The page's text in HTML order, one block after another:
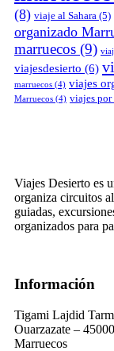
(8) viaje al Sahara (5)
organizado
marruecos (9)
viajesdesierto (6)
marruecos (4) viajes
Marruecos (4) viajes por
Viajes Desierto es
organiza circuitos
guiadas,
organizados para
Información
Tigami Lajdid
Ouarzazate – 45000
Marruecos